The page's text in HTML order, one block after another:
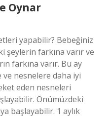
Oynar
yapabilir? Bebeğiniz
şeylerin farkına varır ve
farkına varır. Bu ay
nesnelere daha iyi
eden nesneleri
Önümüzdeki
başlayabilir. 1 aylık